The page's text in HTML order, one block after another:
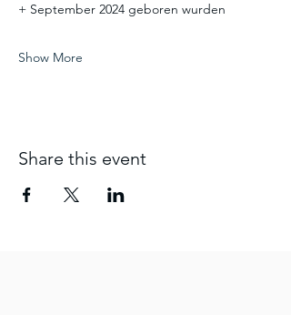
+ September 2024 geboren wurden
Show More
Share this event